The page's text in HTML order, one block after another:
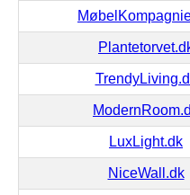
LuxLight.dk
NiceWall.dk